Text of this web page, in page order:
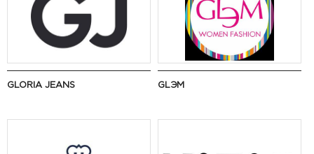
GLORIA JEANS GLЭМ